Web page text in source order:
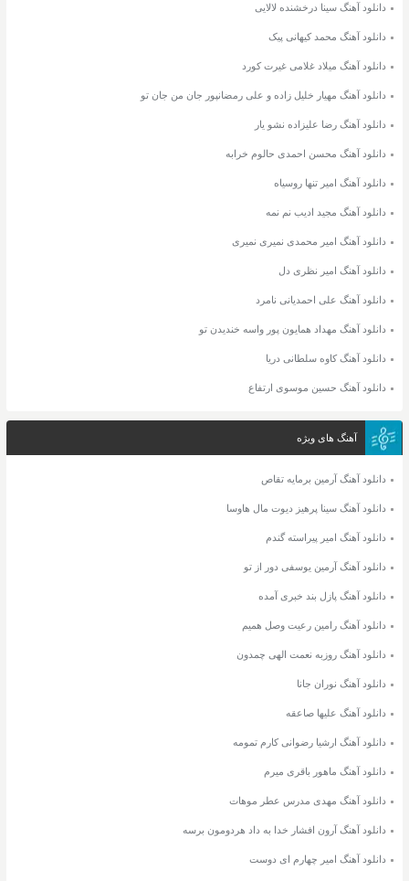
دانلود آهنگ سینا درخشنده لالایی
دانلود آهنگ محمد کیهانی پیک
دانلود آهنگ میلاد غلامی غیرت کورد
دانلود آهنگ مهیار خلیل زاده و علی رمضانپور جان من جان تو
دانلود آهنگ رضا علیزاده نشو یار
دانلود آهنگ محسن احمدی حالوم خرابه
دانلود آهنگ امیر تنها روسیاه
دانلود آهنگ مجید ادیب نم نمه
دانلود آهنگ امیر محمدی نمیری نمیری
دانلود آهنگ امیر نظری دل
دانلود آهنگ علی احمدیانی نامرد
دانلود آهنگ مهداد همایون پور واسه خندیدن تو
دانلود آهنگ کاوه سلطانی دریا
دانلود آهنگ حسین موسوی ارتفاع
آهنگ های ویژه
دانلود آهنگ آرمین برمایه تقاص
دانلود آهنگ سینا پرهیز دیوت مال هاوسا
دانلود آهنگ امیر پیراسته گندم
دانلود آهنگ آرمین یوسفی دور از تو
دانلود آهنگ پازل بند خبری آمده
دانلود آهنگ رامین رعیت وصل همیم
دانلود آهنگ روزبه نعمت الهی چمدون
دانلود آهنگ نوران جانا
دانلود آهنگ علیها صاعقه
دانلود آهنگ ارشیا رضوانی کارم تمومه
دانلود آهنگ ماهور باقری میرم
دانلود آهنگ مهدی مدرس عطر موهات
دانلود آهنگ آرون افشار خدا به داد هردومون برسه
دانلود آهنگ امیر چهارم ای دوست